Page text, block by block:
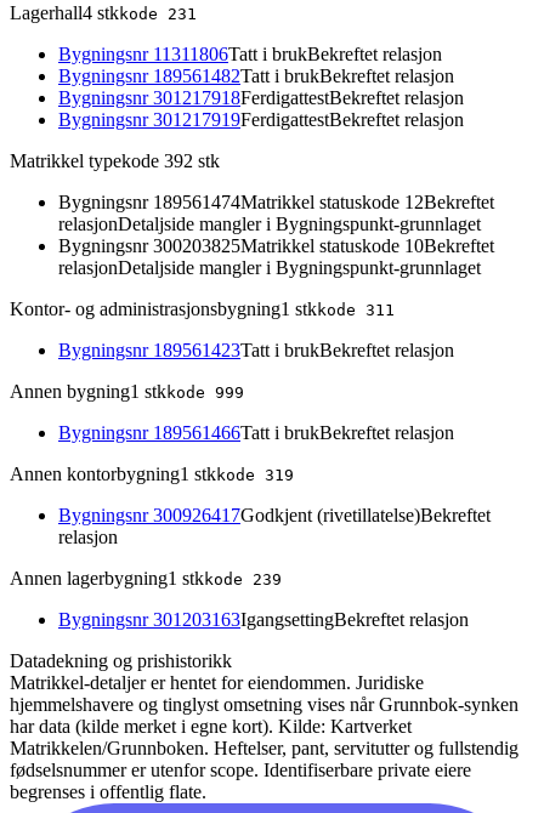
Lagerhall4 stkkode 231
Bygningsnr 11311806Tatt i brukBekreftet relasjon
Bygningsnr 189561482Tatt i brukBekreftet relasjon
Bygningsnr301217918FerdigattestBekreftet relasjon
Bygningsnr301217919FerdigattestBekreftet relasjon
Matrikkel typekode 392 stk
Bygningsnr 189561474Matrikkel statuskode 12Bekreftet
relasjonDetaljside mangler i Bygningspunkt-grunnlaget
Bygningsnr300203825Matrikkel statuskode 10Bekreftet
relasjonDetaljside mangler i Bygningspunkt-grunnlaget
Kontor- og administrasjonsbygning1 stkkode 311
Bygningsnr 189561423Tatt i brukBekreftet relasjon
Annen bygning1 stkkode 999
Bygningsnr 189561466Tatt i brukBekreftet relasjon
Annen kontorbygning1 stkkode 319
Bygningsnr300926417Godkjent (rivetillatelse)Bekreftet
relasjon
Annen lagerbygning1 stkkode 239
Bygningsnr301203163IgangsettingBekreftet relasjon
Datadekning og prishistorikk
Matrikkel-detaljer er hentet for eiendommen. Juridiske
hjemmelshavere og tinglyst omsetning vises når Grunnbok-synken
har data (kilde merket i egne kort). Kilde: Kartverket
Matrikkelen/Grunnboken. Heftelser, pant, servitutter og fullstendig
fødselsnummer er utenfor scope. Identifiserbare private eiere
begrenses i offentlig flate.